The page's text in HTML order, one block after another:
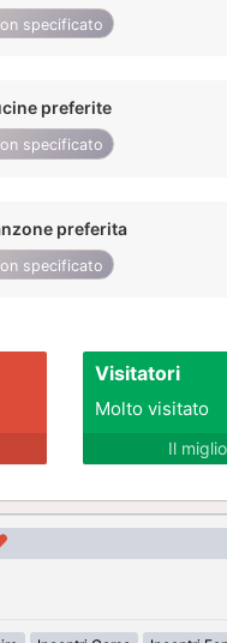
specificato
preferite
specificato
preferita
specificato
Visitatori
Molto visitato
Il